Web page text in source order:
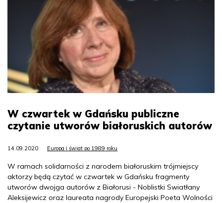
W czwartek w Gdańsku publiczne
czytanie utworów białoruskich autorów
14.09.2020 Europa i świat po 1989 roku
W ramach solidarności z narodem białoruskim trójmiejscy
aktorzy będą czytać w czwartek w Gdańsku fragmenty
utworów dwojga autorów z Białorusi - Noblistki Swiatłany
Aleksijewicz oraz laureata nagrody Europejski Poeta Wolności